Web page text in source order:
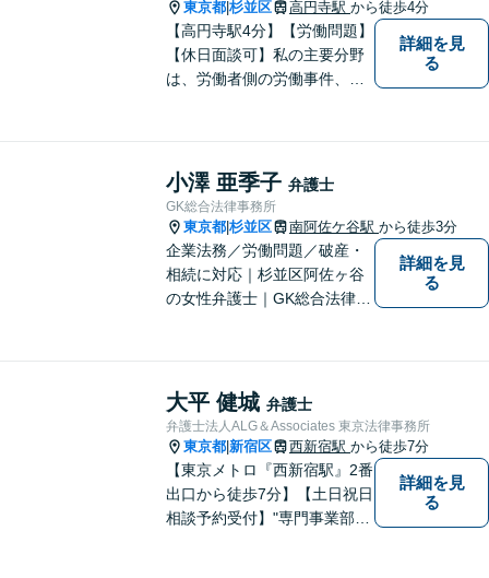
東京都 杉並区 高円寺駅 から徒歩4分
【高円寺駅4分】【労働問題】
【休日面談可】私の主要分野
は、労働者側の労働事件、企
件を数多く担当しています。
依頼人さまにとって、最大限
の効用を得られるように頑張
っています。
詳細を見
る
小澤 亜季子 弁護士
GK総合法律事務所
東京都 杉並区 南阿佐ケ谷駅 から徒歩3分
企業法務／労働問題／破産・
相続に対応｜杉並区阿佐ヶ谷
の女性弁護士｜GK総合法律事
詳細を見
る
大平 健城 弁護士
弁護士法人ALG＆Associates 東京法律事務所
東京都 新宿区 西新宿駅 から徒歩7分
【東京メトロ『西新宿駅』2番
出口から徒歩7分】【土日祝日
相談予約受付】"専門事業部
詳細を見
る